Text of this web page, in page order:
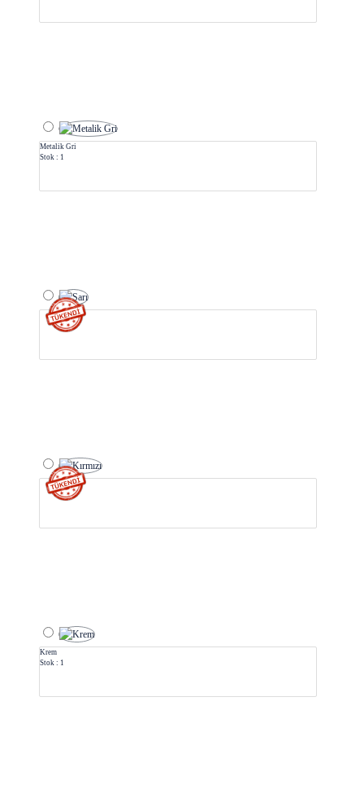
Metalik Gri
Stok : 1
Krem
Stok : 1